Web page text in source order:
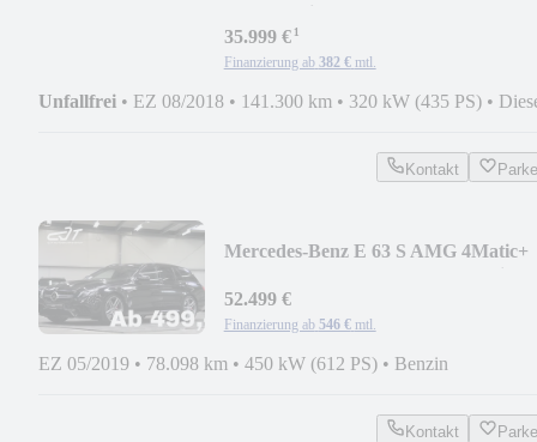
35.999 €¹
Finanzierung ab 382 € mtl.
Unfallfrei • EZ 08/2018 • 141.300 km • 320 kW (435 PS) •
Kontakt
Mercedes-Benz E 63 S AMG 4Matic+
52.499 €
Finanzierung ab 546 € mtl.
EZ 05/2019 • 78.098 km • 450 kW (612 PS) • Benzin
Kontakt